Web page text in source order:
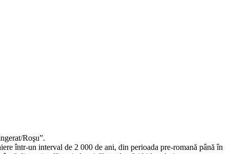
Roşu”.
într‐un interval de 2 000 de ani, din perioada pre‐romană până în